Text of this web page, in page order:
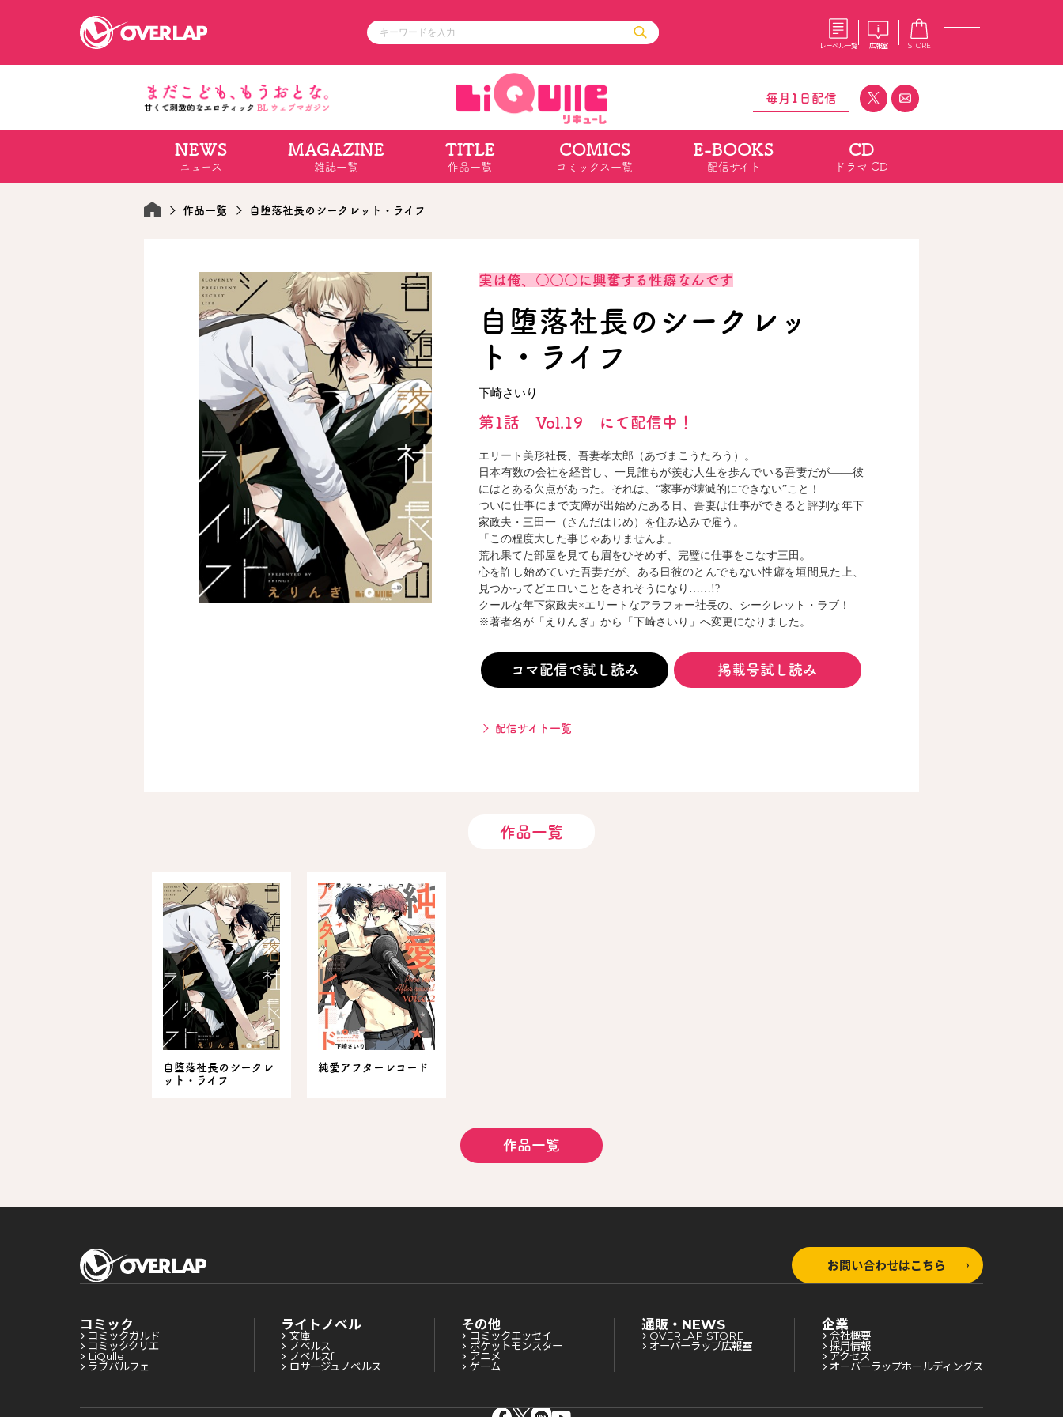
レーベル一覧 広報室 STORE
コミッククリエ
ラブパルフェ
ライトノベル
ノベルス
ロサージュノベルス
その他
コミックエッセイ
ポケットモンスター
ゲーム
通販・NEWS
OVERLAP STORE
オーバーラップ広報室
採用情報
コミッククリエ コミックパルフェ コミックエッセイ
閉じる
毎月1日配信
NEWS
ニュース
MAGAZINE
雑誌一覧
TITLE
作品一覧
COMICS
コミックス一覧
E-BOOKS
配信サイト
CD
ドラマ CD
作品一覧 自堕落社長のシークレット・ライフ
実は俺、○○○に興奮する性癖なんです
自堕落社長のシークレッ
ト・ライフ
下崎さいり
第1話 Vol.19 にて配信中！
エリート美形社長、吾妻孝太郎（あづまこうたろう）。
日本有数の会社を経営し、一見誰もが羨む人生を歩んでいる吾妻だが――彼
にはとある欠点があった。それは、“家事が壊滅的にできない”こと！
ついに仕事にまで支障が出始めたある日、吾妻は仕事ができると評判な年下
家政夫・三田一（さんだはじめ）を住み込みで雇う。
「この程度大した事じゃありませんよ」
荒れ果てた部屋を見ても眉をひそめず、完璧に仕事をこなす三田。
心を許し始めていた吾妻だが、ある日彼のとんでもない性癖を垣間見た上、
見つかってどエロいことをされそうになり……!?
クールな年下家政夫×エリートなアラフォー社長の、シークレット・ラブ！
※著者名が「えりんぎ」から「下崎さいり」へ変更になりました。
コマ配信で試し読み 掲載号試し読み
配信サイト一覧
作品一覧
自堕落社長のシークレ
ット・ライフ
純愛アフターレコード
作品一覧
お問い合わせはこちら
コミック
コミックガルド
コミッククリエ
LiQulle
ラブパルフェ
ライトノベル
文庫
ノベルス
ノベルスf
ロサージュノベルス
その他
コミックエッセイ
ポケットモンスター
アニメ
ゲーム
通販・NEWS
OVERLAP STORE
オーバーラップ広報室
企業
会社概要
採用情報
アクセス
オーバーラップホールディングス